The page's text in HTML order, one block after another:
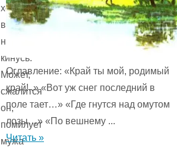
хозяину,
в
ноги
кинусь.
Может,
сжалится
он,
помилует
мужа
Оглавление: «Край ты мой, родимый
край!..» «Вот уж снег последний в
поле тает…» «Где гнутся над омутом
лозы…» «По вешнему ...
Читать »